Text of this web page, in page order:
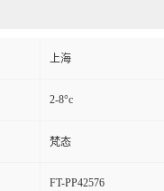
上海
2-8°c
梵态
FT-PP42576